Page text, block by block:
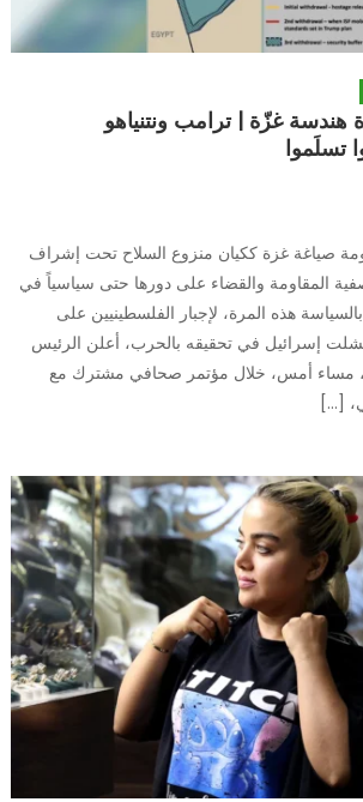
هندسة غزّة | ترامب ونتنياهو
تسلَموا
صياغة غزة ككيان منزوع السلاح تحت إشراف
المقاومة والقضاء على دورها حتى سياسياً في
هذه المرة، لإجبار الفلسطينيين على
إسرائيل في تحقيقه بالحرب، أعلن الرئيس
مساء أمس، خلال مؤتمر صحافي مشترك مع
[…]